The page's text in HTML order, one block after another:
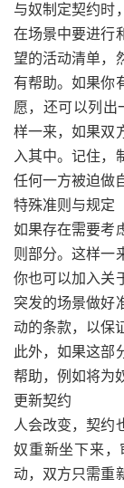
与奴制定契约时
在场景中要进行
望的活动清单，
有帮助。如果你
愿，还可以列出
样一来，如果双
入其中。记住，
任何一方被迫做
特殊准则与规定
如果存在需要考
则部分。这样一
你也可以加入关
突发的场景做好
动的条款，以保
此外，如果这部
帮助，例如将为
更新契约
人会改变，契约
奴重新坐下来
动，双方只需重